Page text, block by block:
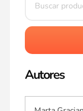
Autores